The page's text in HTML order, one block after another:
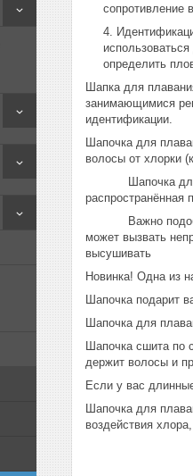
сопротивление
определить
Шапка для
занимающимися
идентификации.
Шапочка для
волосы от хлорки
Шапочка для
распространённая
Важно
может вызвать
высушивать
Новинка! Одна из
Шапочка подарит
Шапочка для
Шапочка сшита по
держит волосы и
Если у вас
Шапочка для
воздействия